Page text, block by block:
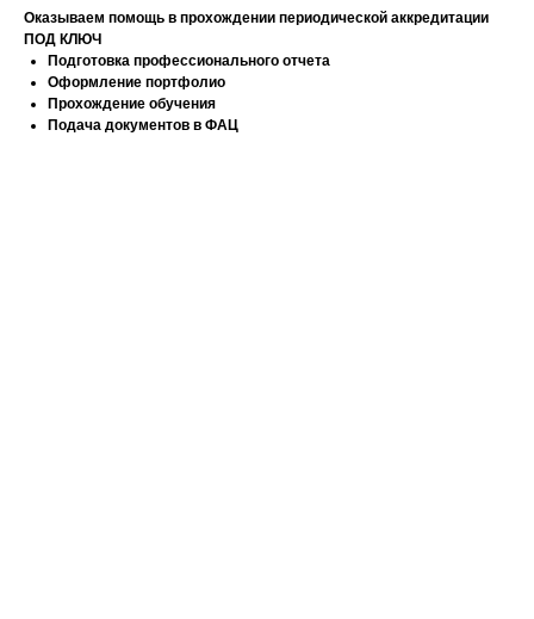
Оказываем помощь в прохождении периодической аккредитации
ПОД КЛЮЧ
Подготовка профессионального отчета
Оформление портфолио
Прохождение обучения
Подача документов в ФАЦ